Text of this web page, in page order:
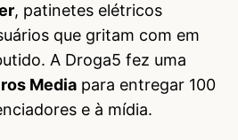
, patinetes elétricos
que gritam com em
A Droga5 fez uma
Media para entregar 100
e à mídia.